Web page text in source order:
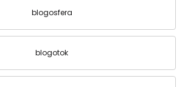
blogosfera
blogotok